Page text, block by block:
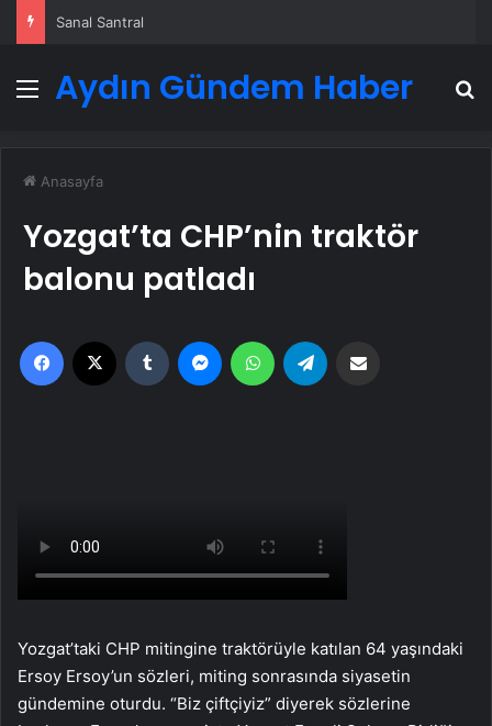
Sanal Santral
Menü
Aydın Gündem Haber
Anasayfa
Yozgat’ta CHP’nin traktör
balonu patladı
Facebook Tumblr MessengerWhatsApp
Yozgat’taki CHP mitingine traktörüyle katılan 64 yaşındaki
Ersoy Ersoy’un sözleri, miting sonrasında siyasetin
gündemine oturdu. “Biz çiftçiyiz” diyerek sözlerine